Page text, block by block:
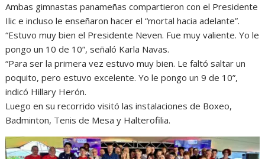
Ambas gimnastas panameñas compartieron con el Presidente
Ilic e incluso le enseñaron hacer el “mortal hacia adelante”.
“Estuvo muy bien el Presidente Neven. Fue muy valiente. Yo le
pongo un 10 de 10”, señaló Karla Navas.
“Para ser la primera vez estuvo muy bien. Le faltó saltar un
poquito, pero estuvo excelente. Yo le pongo un 9 de 10”,
indicó Hillary Herón.
Luego en su recorrido visitó las instalaciones de Boxeo,
Badminton, Tenis de Mesa y Halterofilia.